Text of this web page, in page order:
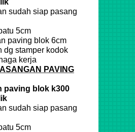
sudah siap pasang
5cm
paving blok 6cm
dg stamper kodok
kerja
PAVING
paving blok k300
sudah siap pasang
5cm